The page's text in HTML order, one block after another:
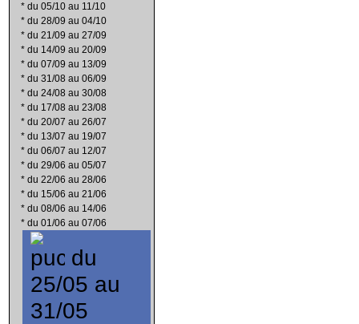
* du 05/10 au 11/10
* du 28/09 au 04/10
* du 21/09 au 27/09
* du 14/09 au 20/09
* du 07/09 au 13/09
* du 31/08 au 06/09
* du 24/08 au 30/08
* du 17/08 au 23/08
* du 20/07 au 26/07
* du 13/07 au 19/07
* du 06/07 au 12/07
* du 29/06 au 05/07
* du 22/06 au 28/06
* du 15/06 au 21/06
* du 08/06 au 14/06
* du 01/06 au 07/06
du
25/05 au
31/05